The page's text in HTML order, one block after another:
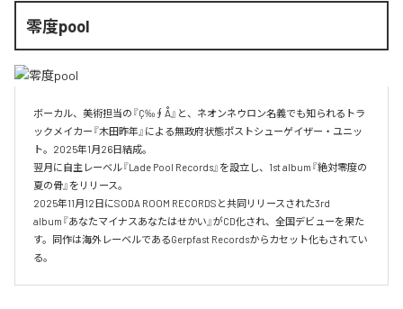
零度pool
ボーカル、美術担当の『Ç‰∮Å』と、ネオンネウロン名義でも知られるトラ
ックメイカー『木田昨年』による無政府状態ポストシューゲイザー・ユニッ
ト。2025年1月26日結成。
翌月に自主レーベル『Lade Pool Records』を設立し、1st album『絶対零度の
夏の骨』をリリース。
2025年11月12日にSODA ROOM RECORDSと共同リリースされた3rd
album『あなたマイナスあなたはせかい』がCD化され、全国デビューを果た
す。同作は海外レーベルであるGerpfast Recordsからカセット化もされてい
る。